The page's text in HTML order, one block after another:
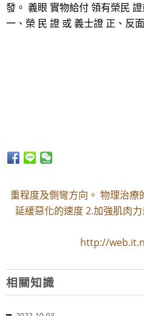
發。 義眼 實物給付 領有榮民
一、榮 民 證 或 義士證 正、反
重程度及側彎方向。 物理治
延緩惡化的速度 2.加強肌肉
http://
相關知識